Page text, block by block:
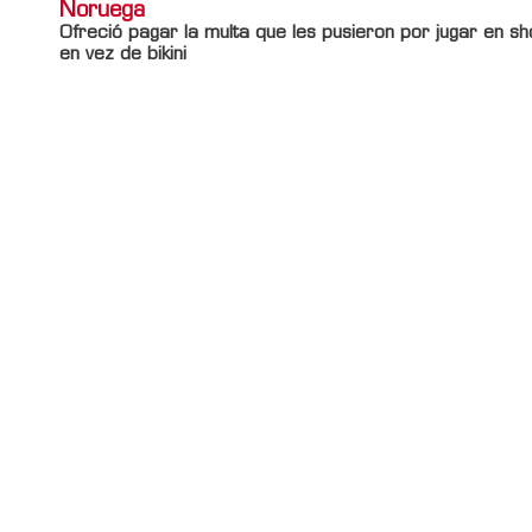
Noruega
Ofreció pagar la multa que les pusieron por jugar en
en vez de bikini